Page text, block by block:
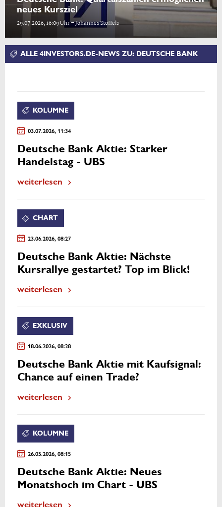
neues Kursziel
29.07.2026, 16:09 Uhr – Johannes Stoffels
ALLE 4INVESTORS.DE-NEWS ZU: DEUTSCHE BANK
KOLUMNE
03.07.2026, 11:34
Deutsche Bank Aktie: Starker
Handelstag - UBS
weiterlesen
CHART
23.06.2026, 08:27
Deutsche Bank Aktie: Nächste
Kursrallye gestartet? Top im Blick!
weiterlesen
EXKLUSIV
18.06.2026, 08:28
Deutsche Bank Aktie mit Kaufsignal:
Chance auf einen Trade?
weiterlesen
KOLUMNE
26.05.2026, 08:15
Deutsche Bank Aktie: Neues
Monatshoch im Chart - UBS
weiterlesen